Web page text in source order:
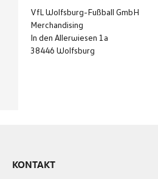
VfL Wolfsburg-Fußball GmbH
Merchandising
In den Allerwiesen 1a
38446 Wolfsburg
KONTAKT